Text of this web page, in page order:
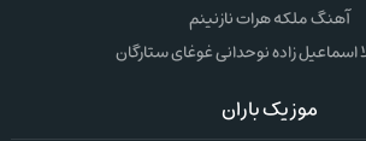
آهنگ ملکه هرات نازنینم
اسماعیل زاده نوحدانی غوغای ستارگان
موزیک باران